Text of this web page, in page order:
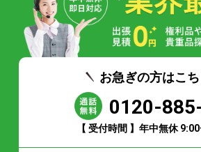
お急ぎの方はこち
0120-
【 受付時間 】年中無休